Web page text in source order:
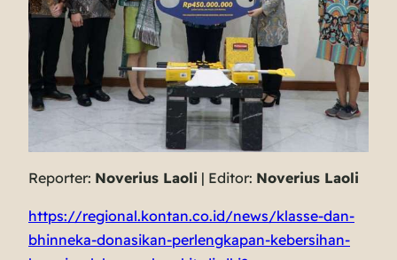
Reporter: Noverius Laoli | Editor: Noverius Laoli
https://regional.kontan.co.id/news/klasse-dan-
bhinneka-donasikan-perlengkapan-kebersihan-